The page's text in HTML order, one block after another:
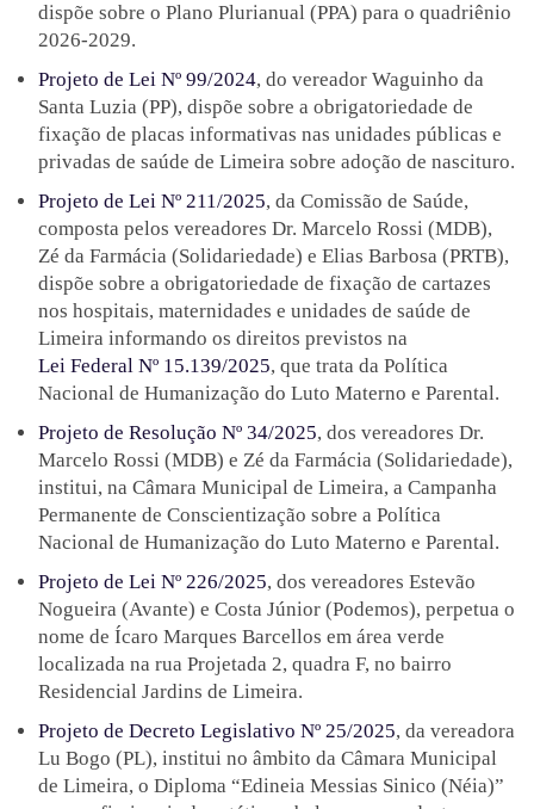
dispõe sobre o Plano Plurianual (PPA) para o quadriênio
2026-2029.
Projeto de Lei Nº 99/2024, do vereador Waguinho da
Santa Luzia (PP), dispõe sobre a obrigatoriedade de
fixação de placas informativas nas unidades públicas e
privadas de saúde de Limeira sobre adoção de nascituro.
Projeto de Lei Nº 211/2025, da Comissão de Saúde,
composta pelos vereadores Dr. Marcelo Rossi (MDB),
Zé da Farmácia (Solidariedade) e Elias Barbosa (PRTB),
dispõe sobre a obrigatoriedade de fixação de cartazes
nos hospitais, maternidades e unidades de saúde de
Limeira informando os direitos previstos na
Lei Federal Nº 15.139/2025, que trata da Política
Nacional de Humanização do Luto Materno e Parental.
Projeto de Resolução Nº 34/2025, dos vereadores Dr.
Marcelo Rossi (MDB) e Zé da Farmácia (Solidariedade),
institui, na Câmara Municipal de Limeira, a Campanha
Permanente de Conscientização sobre a Política
Nacional de Humanização do Luto Materno e Parental.
Projeto de Lei Nº 226/2025, dos vereadores Estevão
Nogueira (Avante) e Costa Júnior (Podemos), perpetua o
nome de Ícaro Marques Barcellos em área verde
localizada na rua Projetada 2, quadra F, no bairro
Residencial Jardins de Limeira.
Projeto de Decreto Legislativo Nº 25/2025, da vereadora
Lu Bogo (PL), institui no âmbito da Câmara Municipal
de Limeira, o Diploma “Edineia Messias Sinico (Néia)”